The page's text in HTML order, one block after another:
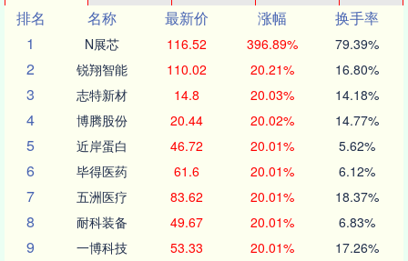
排名
名称 最新价 涨幅
换手率
1
N展芯 116.52 396.89% 79.39%
2 锐翔智能 110.02 20.21% 16.80%
3 志特新材 14.8 20.03% 14.18%
4 博腾股份 20.44 20.02% 14.77%
5 近岸蛋白 46.72 20.01% 5.62%
6 毕得医药 61.6 20.01% 6.12%
7 五洲医疗 83.62 20.01% 18.37%
8 耐科装备 49.67 20.01% 6.83%
9 一博科技 53.33 20.01% 17.26%